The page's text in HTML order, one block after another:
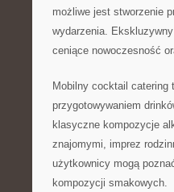
możliwe jest stworzenie
wydarzenia.
ceniące nowoczesność
Mobilny cocktail
przygotowywaniem
klasyczne kompozycje
znajomymi, imprez
użytkownicy mogą
kompozycji smakowych.